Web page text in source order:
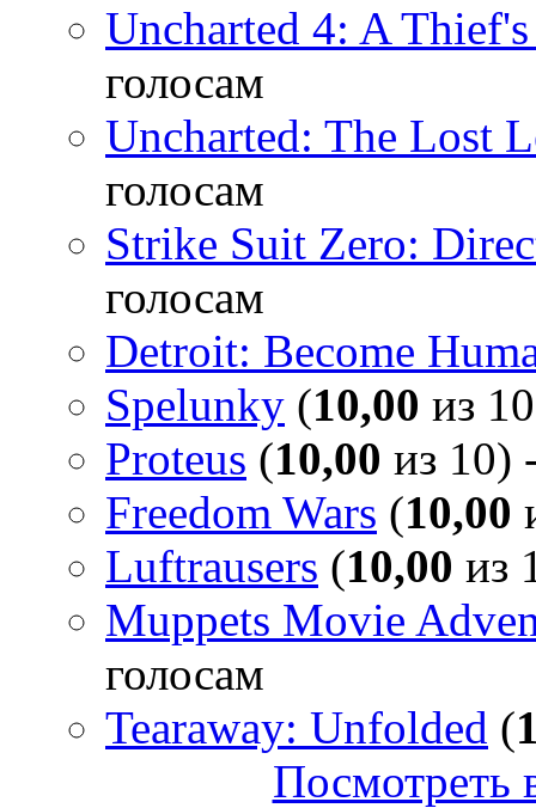
Uncharted 4: A
голосам
Uncharted: The Lost
голосам
Strike Suit Zero:
голосам
Detroit: Become
Spelunky (10,00 из
Proteus (10,00 из 10)
Freedom Wars (10,00
Luftrausers (10,00 из
Muppets Movie
голосам
Tearaway: Unfolded (
Посмотреть